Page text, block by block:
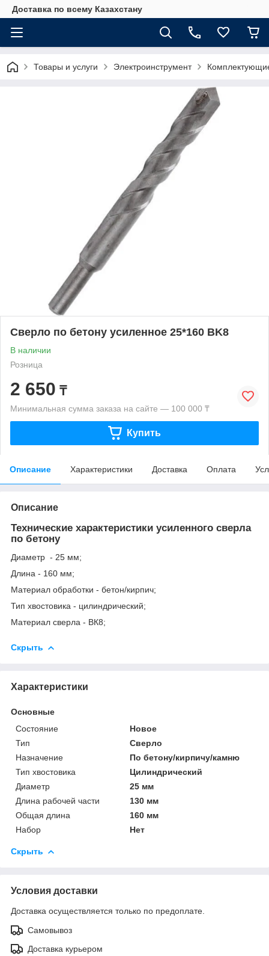
Доставка по всему Казахстану
Товары и услуги Электроинструмент
Сверло по бетону усиленное 25*160 BK8
В наличии
Розница
2 650 ₸
Минимальная сумма заказа на сайте — 100 000 ₸
Купить
Описание Характеристики Доставка Оплата
Описание
Технические характеристики усиленного сверла
по бетону
Диаметр - 25 мм;
Длина - 160 мм;
Материал обработки - бетон/кирпич;
Тип хвостовика - цилиндрический;
Материал сверла - ВК8;
Скрыть
Характеристики
Основные
Состояние
Новое
Тип
Сверло
Назначение
По бетону/кирпичу/камню
Тип хвостовика
Цилиндрический
Диаметр
25 мм
Длина рабочей части
130 мм
Общая длина
160 мм
Набор
Нет
Скрыть
Условия доставки
Доставка осуществляется только по предоплате.
Самовывоз
Доставка курьером